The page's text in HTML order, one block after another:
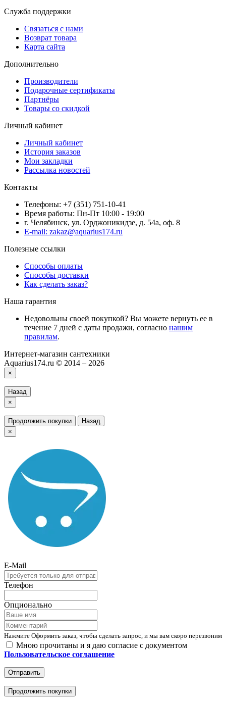
Служба поддержки
Связаться с нами
Возврат товара
Карта сайта
Дополнительно
Производители
Подарочные сертификаты
Партнёры
Товары со скидкой
Личный кабинет
Личный кабинет
История заказов
Мои закладки
Рассылка новостей
Контакты
Телефоны: +7 (351) 751-10-41
Время работы: Пн-Пт 10:00 - 19:00
г. Челябинск, ул. Орджоникидзе, д. 54а, оф. 8
E-mail: zakaz@aquarius174.ru
Полезные ссылки
Способы оплаты
Способы доставки
Как сделать заказ?
Наша гарантия
Недовольны своей покупкой? Вы можете вернуть ее в
течение 7 дней с даты продажи, согласно нашим
правилам.
Интернет-магазин сантехники
Aquarius174.ru © 2014 – 2026
×
Назад
×
Продолжить покупки
Назад
×
E-Mail
Телефон
Опционально
Нажмите Оформить заказ, чтобы сделать запрос, и мы вам скоро перезвоним
Мною прочитаны и я даю согласие с документом
Пользовательское соглашение
Отправить
Продолжить покупки